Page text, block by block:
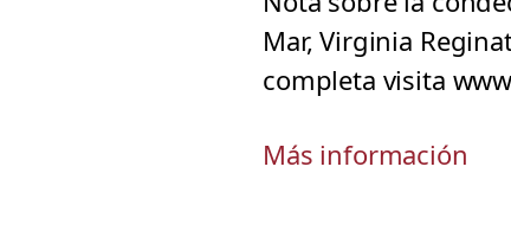
Mar, Virginia
completa visita
Más información